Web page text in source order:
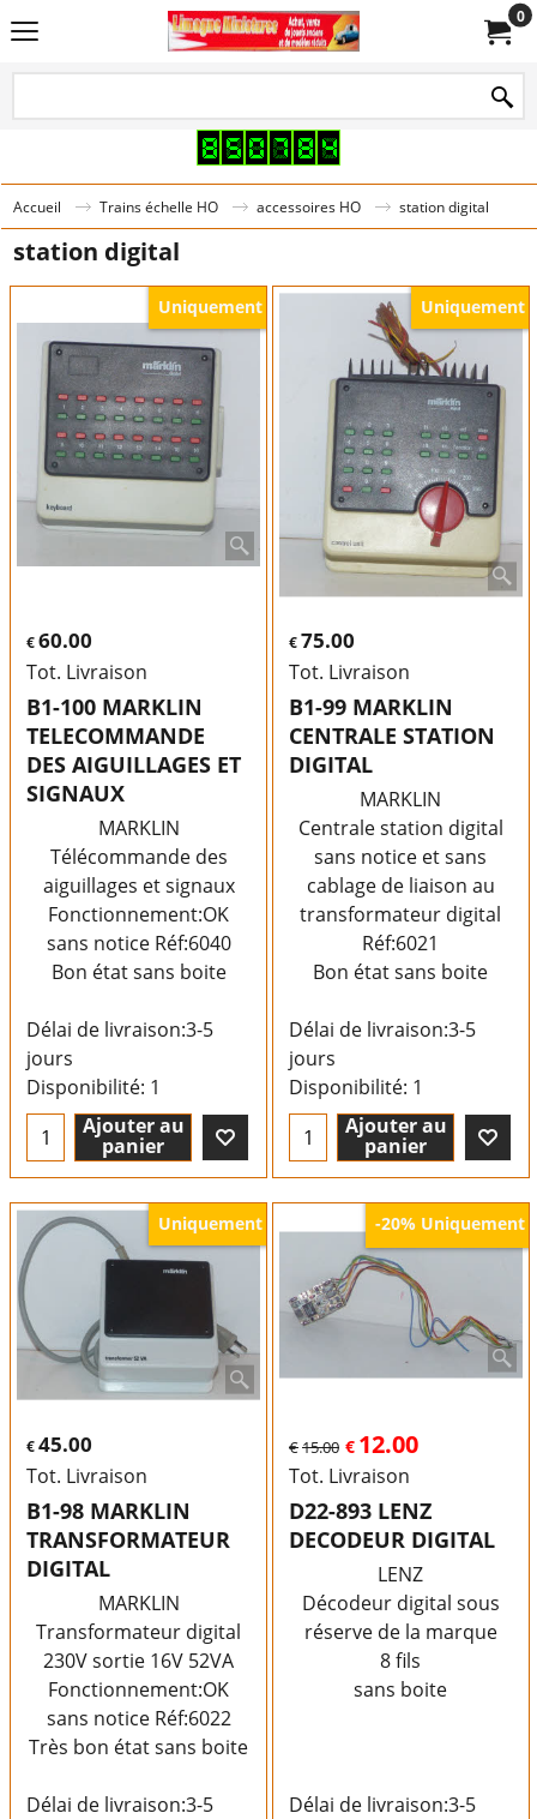
0
Accueil Trains échelle HO accessoires HO station digital
station digital
Uniquement
€60.00
Tot. Livraison
B1-100 MARKLIN
TELECOMMANDE
DES AIGUILLAGES ET
SIGNAUX
MARKLIN
Télécommande des
aiguillages et signaux
Fonctionnement:OK
sans notice Réf:6040
Bon état sans boite
Délai de livraison:3-5
jours
Disponibilité: 1
Ajouter au
panier
Uniquement
€75.00
Tot. Livraison
B1-99 MARKLIN
CENTRALE STATION
DIGITAL
MARKLIN
Centrale station digital
sans notice et sans
cablage de liaison au
transformateur digital
Réf:6021
Bon état sans boite
Délai de livraison:3-5
jours
Disponibilité: 1
Ajouter au
panier
Uniquement
€45.00
Tot. Livraison
B1-98 MARKLIN
TRANSFORMATEUR
DIGITAL
MARKLIN
Transformateur digital
230V sortie 16V 52VA
Fonctionnement:OK
sans notice Réf:6022
Très bon état sans boite
Délai de livraison:3-5
-20% Uniquement
€15.00 € 12.00
Tot. Livraison
D22-893 LENZ
DECODEUR DIGITAL
LENZ
Décodeur digital sous
réserve de la marque
8 fils
sans boite
Délai de livraison:3-5